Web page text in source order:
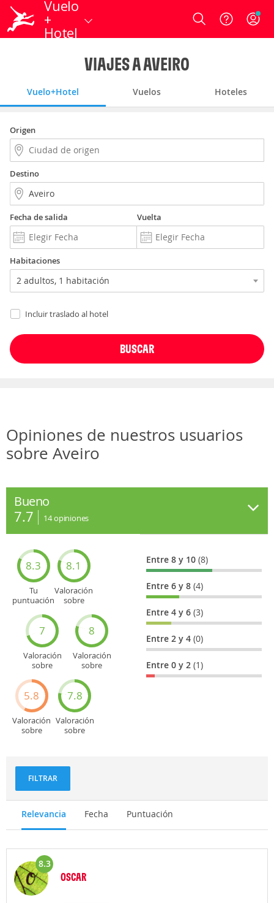
Vuelo
+
Hotel
Login
VIAJES A AVEIRO
Vuelo+Hotel Vuelos Hoteles
Origen
Destino
Fecha de salida Vuelta
Habitaciones
Incluir traslado al hotel
Opiniones de nuestros usuarios
sobre Aveiro
Bueno
7.7 14opiniones
8.3
Tu
puntuación
8.1
Valoración
sobre
7
Valoración
sobre
8
Valoración
sobre
turísticos
5.8
Valoración
sobre
7.8
Valoración
sobre
Entre 8 y 10(8)
Entre 6 y 8(4)
Entre 4 y 6(3)
Entre 2 y 4(0)
Entre 0 y 2(1)
FILTRAR
Relevancia Fecha Puntuación
8.3
OSCAR